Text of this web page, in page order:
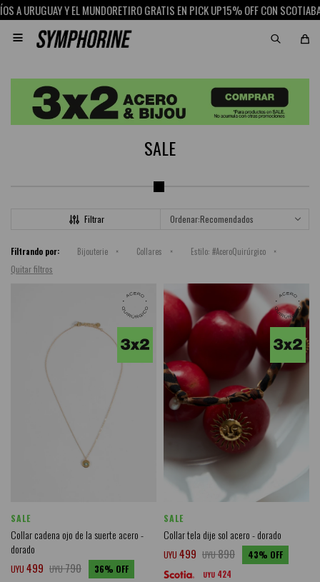
Y EL MUNDORETIRO GRATIS EN PICK UP15% OFF CON SCOTIABANKENVÍOS A

SALE
Recomendados
Filtrando por: Bijouterie Collares Estilo: #AceroQuirúrgico
Quitar filtros
SALE
Collar cadena ojo de la suerte acero -
dorado
UYU 499 UYU790 36
SALE
Collar tela dije sol acero - dorado
UYU 499 UYU890 43
UYU 424